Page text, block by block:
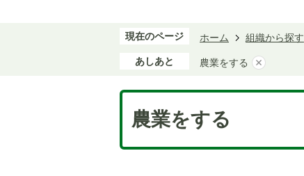
現在のページ ホーム 組織から探す
あしあと 農業をする
農業をする